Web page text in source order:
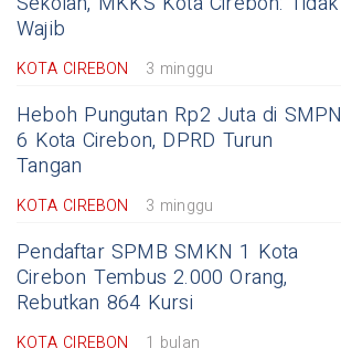
Wajib
KOTA CIREBON 3 minggu
Heboh Pungutan Rp2 Juta di SMPN
6 Kota Cirebon, DPRD Turun
Tangan
KOTA CIREBON 3 minggu
Pendaftar SPMB SMKN 1 Kota
Cirebon Tembus 2.000 Orang,
Rebutkan 864 Kursi
KOTA CIREBON 1 bulan